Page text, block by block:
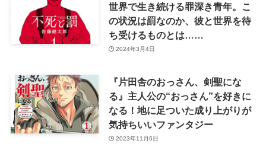
世界で生き続ける罪深き青年。こ
の状況は罰なのか、彼と世界を待
ち受けるものとは……
2024年3月4日
『片田舎のおっさん、剣聖にな
る』主人公の“おっさん”を好きに
なる！地に足ついた成り上がりが
気持ちいいファンタジー
2023年11月6日